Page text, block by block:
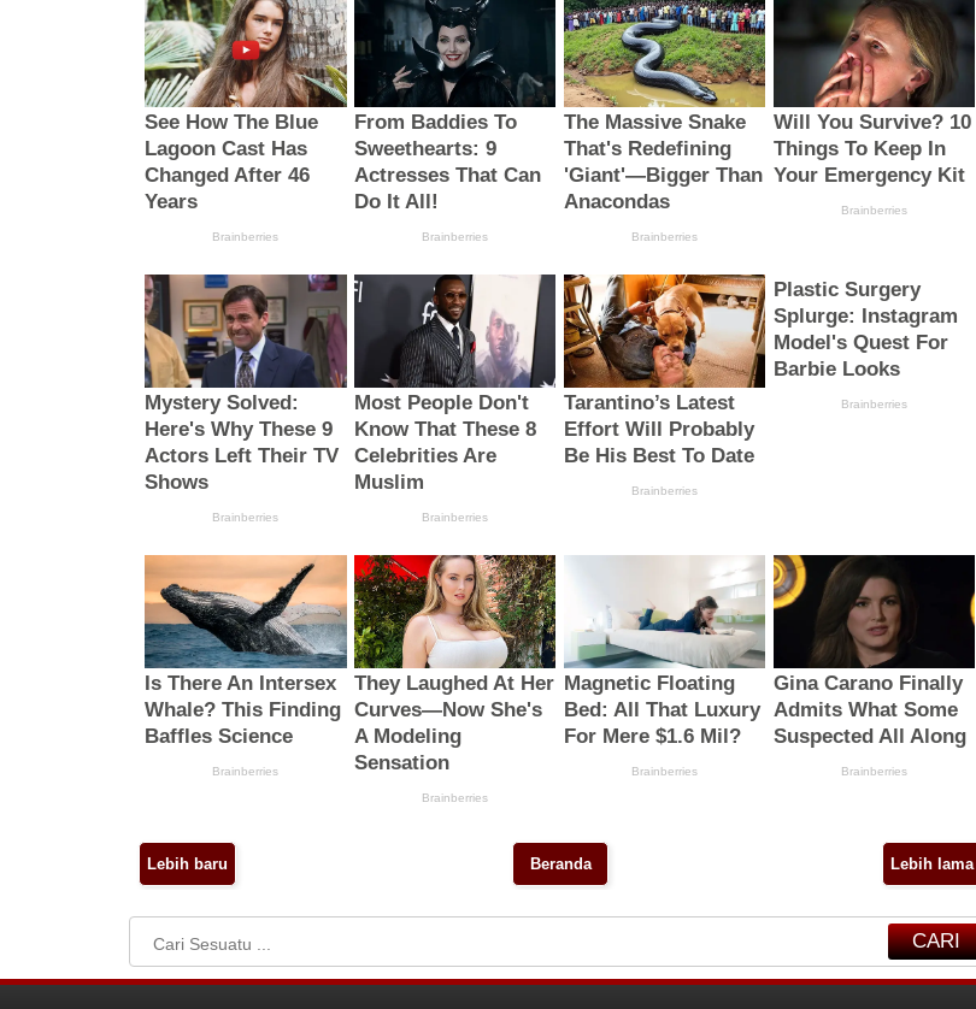
Lebih baru Lebih lama
Beranda
CARI